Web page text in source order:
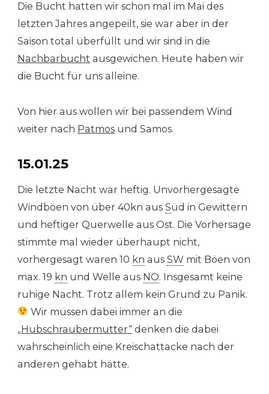
Die Bucht hatten wir schon mal im Mai des
letzten Jahres angepeilt, sie war aber in der
Saison total überfüllt und wir sind in die
Nachbarbucht ausgewichen. Heute haben wir
die Bucht für uns alleine.
Von hier aus wollen wir bei passendem Wind
weiter nach Patmos und Samos.
15.01.25
Die letzte Nacht war heftig. Unvorhergesagte
Windböen von über 40kn aus Süd in Gewittern
und heftiger Querwelle aus Ost. Die Vorhersage
stimmte mal wieder überhaupt nicht,
vorhergesagt waren 10 kn aus SW mit Böen von
max. 19 kn und Welle aus NO. Insgesamt keine
ruhige Nacht. Trotz allem kein Grund zu Panik.
Wir müssen dabei immer an die
„Hubschraubermutter“ denken die dabei
wahrscheinlich eine Kreischattacke nach der
anderen gehabt hätte.